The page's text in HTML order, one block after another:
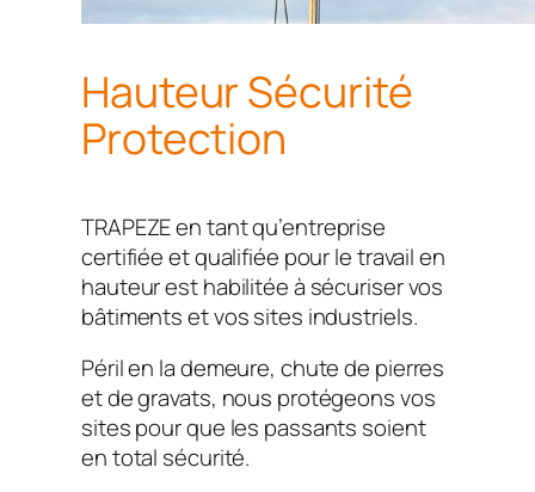
Hauteur Sécurité
Protection
TRAPEZE en tant qu’entreprise
certifiée et qualifiée pour le travail en
hauteur est habilitée à sécuriser vos
bâtiments et vos sites industriels.
Péril en la demeure, chute de pierres
et de gravats, nous protégeons vos
sites pour que les passants soient
en total sécurité.